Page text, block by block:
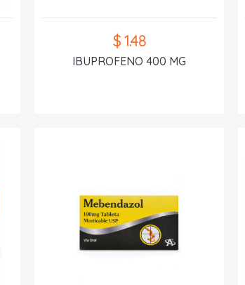
$ 1.48
IBUPROFENO 400 MG